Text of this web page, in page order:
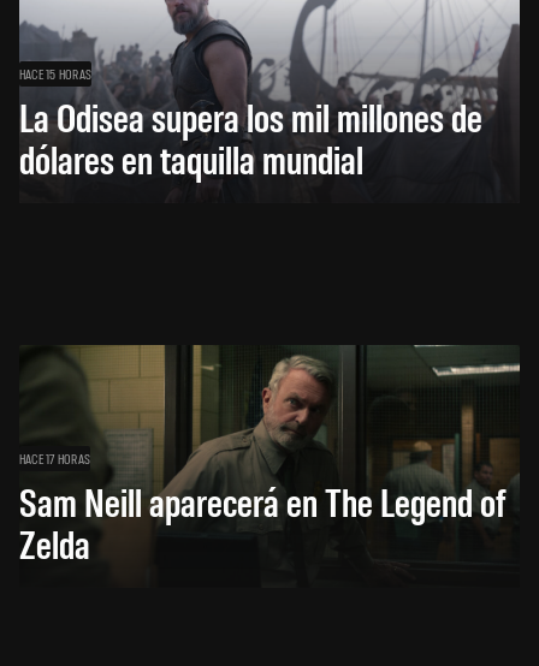
HACE 15 HORAS
La Odisea supera los mil millones de
dólares en taquilla mundial
HACE 17 HORAS
Sam Neill aparecerá en The Legend of
Zelda